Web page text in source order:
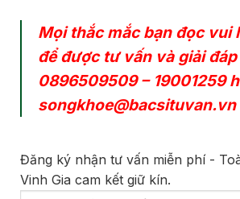
Mọi thắc mắc bạn đọc vui
để được tư vấn và giải
0896509509– 19001259
songkhoe@bacsituvan.vn
Đăng ký nhận tư vấn miễn phí -
Vinh Gia cam kết giữ kín.